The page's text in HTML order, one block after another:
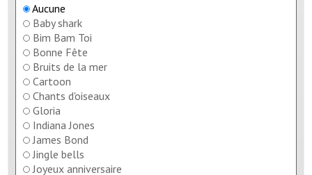
Aucune
Baby shark
Bim Bam Toi
Bonne Fête
Bruits de la mer
Cartoon
Chants d'oiseaux
Gloria
Indiana Jones
James Bond
Jingle bells
Joyeux anniversaire